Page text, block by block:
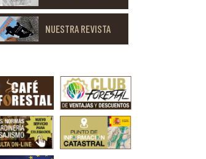
NUESTRA REVISTA